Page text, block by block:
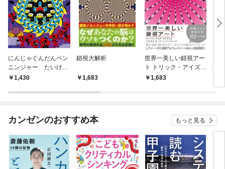
にんじゃぐんだんペン
ニンジャー たいけ
つ！だましえトリック
1,430
錯視大解析
1,683
世界一美しい錯視アー
ト トリック・アイズプ
レミアム
1,683
ン２
カンゼンのおすすめ本 もっと見る